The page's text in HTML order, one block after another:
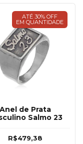
ATÉ 30% OFF
EM QUANTIDADE
Anel de Prata
Salmo 23
R$479,38